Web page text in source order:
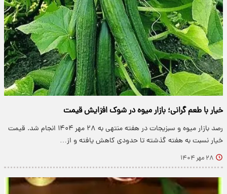
خیار با طعم گرانی؛ بازار میوه در شوک افزایش قیمت
رصد بازار میوه و سبزیجات در هفته منتهی به ۲۸ مهر ۱۴۰۴ انجام شد. قیمت
خیار نسبت به هفته گذشته تا حدودی کاهش یافته و از…
۲۸ مهر ۱۴۰۴